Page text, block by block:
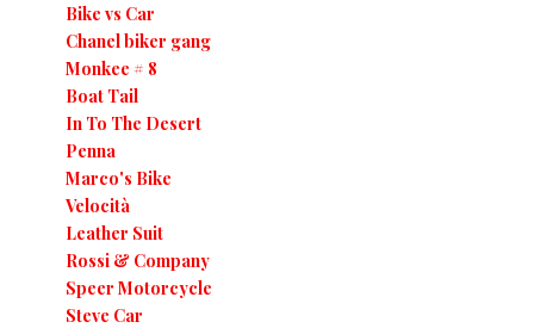
Bike vs Car
Chanel biker gang
Monkee # 8
Boat Tail
In To The Desert
Penna
Marco's Bike
Velocità
Leather Suit
Rossi & Company
Speer Motorcycle
Steve Car